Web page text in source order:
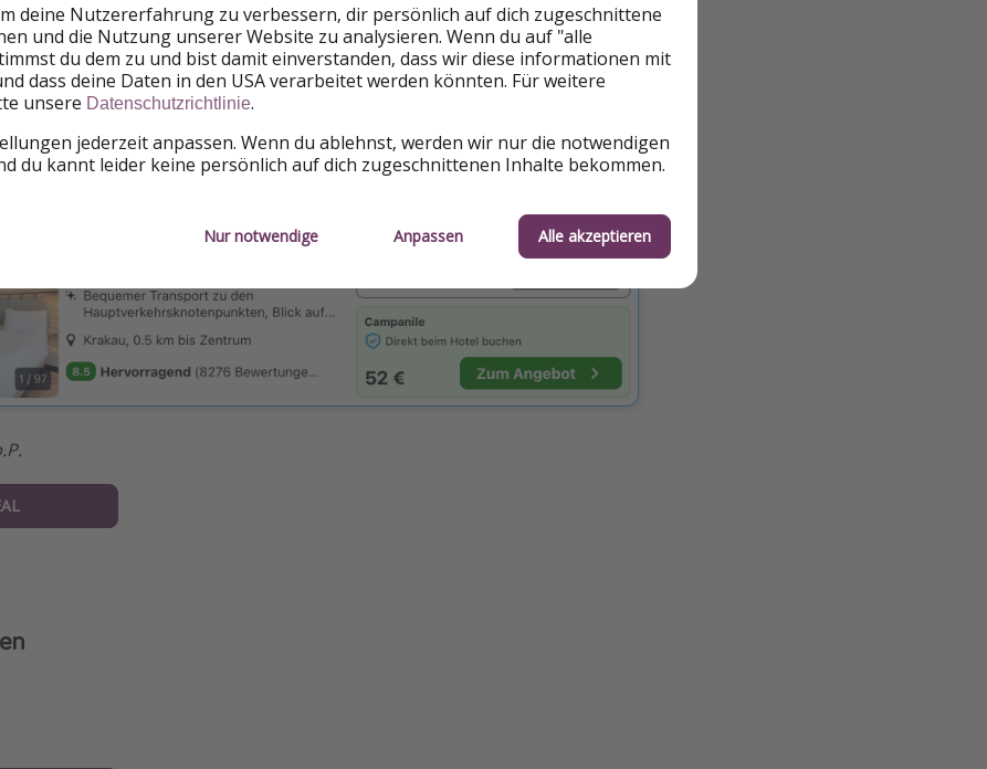
23. Februar 2026
deine Nutzererfahrung zu verbessern, dir persönlich auf dich zugeschnittene
und die Nutzung unserer Website zu analysieren. Wenn du auf "alle
du dem zu und bist damit einverstanden, dass wir diese informationen mit
dass deine Daten in den USA verarbeitet werden könnten. Für weitere
unsere Datenschutzrichtlinie.
jederzeit anpassen. Wenn du ablehnst, werden wir nur die notwendigen
du kannt leider keine persönlich auf dich zugeschnittenen Inhalte bekommen.
Nur notwendige Anpassen Alle akzeptieren